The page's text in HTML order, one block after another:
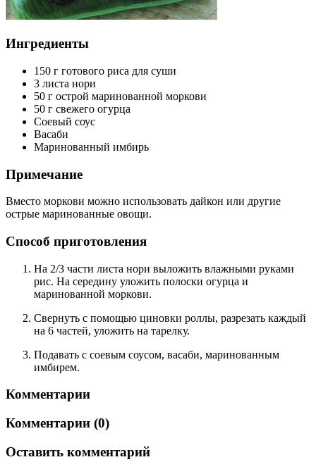
Ингредиенты
150 г готового риса для суши
3 листа нори
50 г острой маринованной моркови
50 г свежего огурца
Соевый соус
Васаби
Маринованный имбирь
Примечание
Вместо моркови можно использовать дайкон или другие
острые маринованные овощи.
Способ приготовления
На 2/3 части листа нори выложить влажными руками
рис. На середину уложить полоски огурца и
маринованной моркови.
Свернуть с помощью циновки роллы, разрезать каждый
на 6 частей, уложить на тарелку.
Подавать с соевым соусом, васаби, маринованным
имбирем.
Комментарии
Комментарии (0)
Оставить комментарий